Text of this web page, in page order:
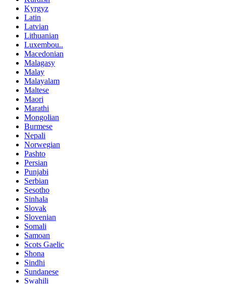
Kyrgyz
Latin
Latvian
Lithuanian
Luxembou..
Macedonian
Malagasy
Malay
Malayalam
Maltese
Maori
Marathi
Mongolian
Burmese
Nepali
Norwegian
Pashto
Persian
Punjabi
Serbian
Sesotho
Sinhala
Slovak
Slovenian
Somali
Samoan
Scots Gaelic
Shona
Sindhi
Sundanese
Swahili